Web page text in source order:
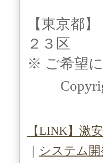
【東京都】
２３区
※ ご希望
【LINK】激
システム開